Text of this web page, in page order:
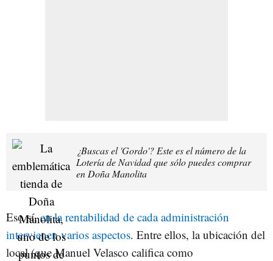
¿Buscas el 'Gordo'? Este es el número de la
Lotería de Navidad que sólo puedes comprar
en Doña Manolita
Eso sí,en la rentabilidad de cada administración
intervienen varios aspectos. Entre ellos, la ubicación del
local (que Manuel Velasco califica como